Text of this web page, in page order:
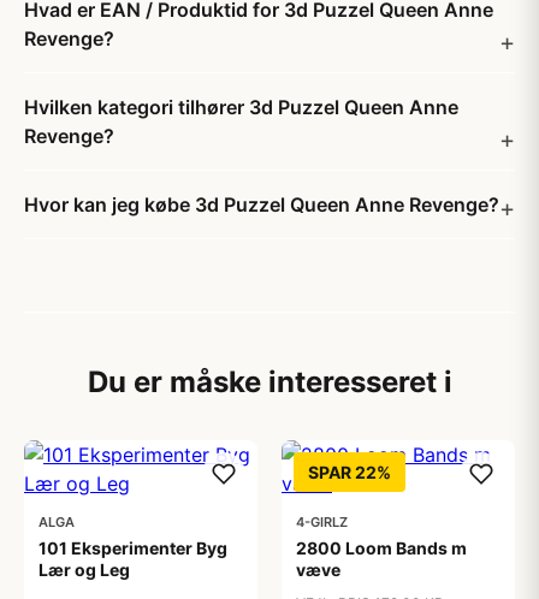
Hvad er EAN / Produktid for 3d Puzzel Queen Anne
Revenge?
Hvilken kategori tilhører 3d Puzzel Queen Anne
Revenge?
Hvor kan jeg købe 3d Puzzel Queen Anne Revenge?
Du er måske interesseret i
ALGA
101 Eksperimenter Byg
Lær og Leg
SPAR 22%
4-GIRLZ
2800 Loom Bands m
væve